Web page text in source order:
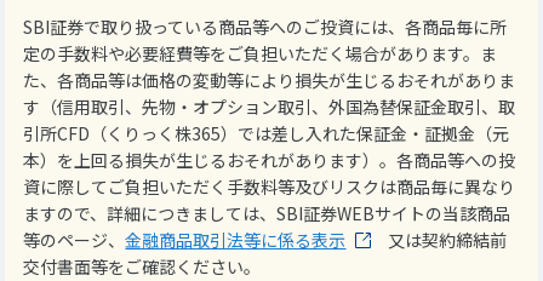
SBI証券で取り扱っている商品等へのご投資には、各商品毎に所
定の手数料や必要経費等をご負担いただく場合があります。ま
た、各商品等は価格の変動等により損失が生じるおそれがありま
す（信用取引、先物・オプション取引、外国為替保証金取引、取
引所CFD（くりっく株365）では差し入れた保証金・証拠金（元
本）を上回る損失が生じるおそれがあります）。各商品等への投
資に際してご負担いただく手数料等及びリスクは商品毎に異なり
ますので、詳細につきましては、SBI証券WEBサイトの当該商品
等のページ、金融商品取引法等に係る表示
又は契約締結前
交付書面等をご確認ください。